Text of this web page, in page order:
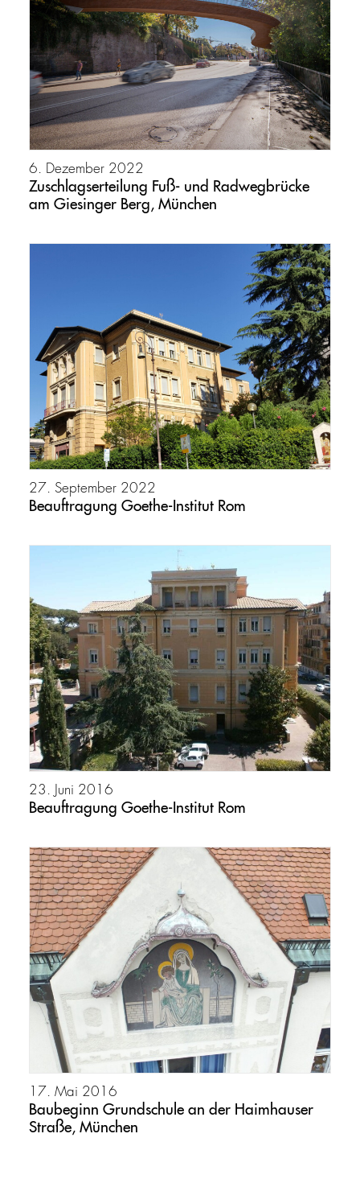
6. Dezember 2022
Zuschlagserteilung Fuß- und Radwegbrücke
am Giesinger Berg, München
27. September 2022
Beauftragung Goethe-Institut Rom
23. Juni 2016
Beauftragung Goethe-Institut Rom
17. Mai 2016
Baubeginn Grundschule an der Haimhauser
Straße, München